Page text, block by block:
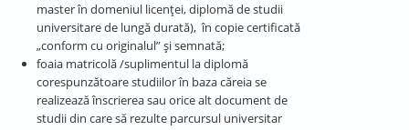
master în domeniul licenței, diplomă de studii
universitare de lungă durată), în copie certificată
„conform cu originalul” și semnată;
foaia matricolă /suplimentul la diplomă
corespunzătoare studiilor în baza căreia se
realizează înscrierea sau orice alt document de
studii din care să rezulte parcursul universitar